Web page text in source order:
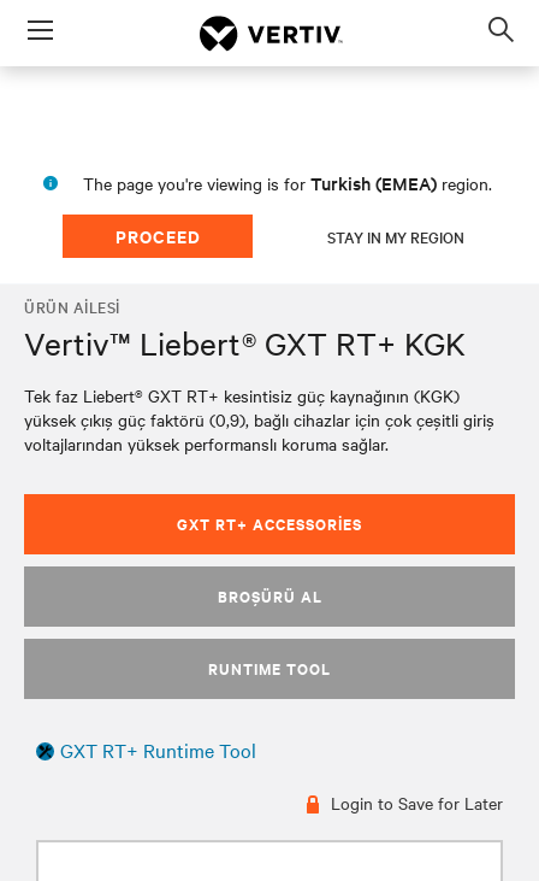
Menu
The page you're viewing is for Turkish (EMEA) region.
PROCEED STAY IN MY REGION
ÜRÜN AILESI
Vertiv™ Liebert® GXT RT+ KGK
Tek faz Liebert® GXT RT+ kesintisiz güç kaynağının (KGK)
yüksek çıkış güç faktörü (0,9), bağlı cihazlar için çok çeşitli giriş
voltajlarından yüksek performanslı koruma sağlar.
GXT RT+ ACCESSORIES
BROŞÜRÜ AL
RUNTIME TOOL
GXT RT+ Runtime Tool
Login to Save for Later